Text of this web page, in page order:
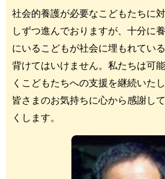
社会的養護が必要なこどもたちに
しずつ進んでおりますが、十分に
にいるこどもが社会に埋もれてい
背けてはいけません。私たちは可
くこどもたちへの支援を継続いたし
皆さまのお気持ちに心から感謝し
くします。